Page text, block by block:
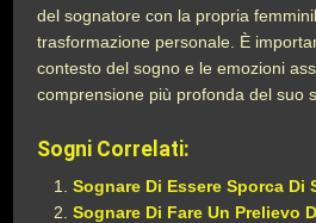
del sognatore con la propria
trasformazione personale. È
contesto del sogno e le emozioni
comprensione più profonda del suo
Sogni Correlati:
Sognare Di Essere Sporca Di
Sognare Di Fare Un Prelievo